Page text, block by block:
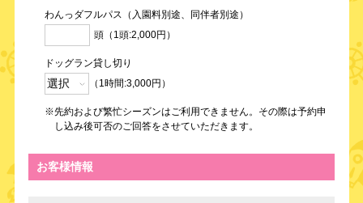
わんっダフルパス（入園料別途、同伴者別途）
頭（1頭:2,000円）
ドッグラン貸し切り
（1時間:3,000円）
※先約および繁忙シーズンはご利用できません。その際は予約申
し込み後可否のご回答をさせていただきます。
お客様情報